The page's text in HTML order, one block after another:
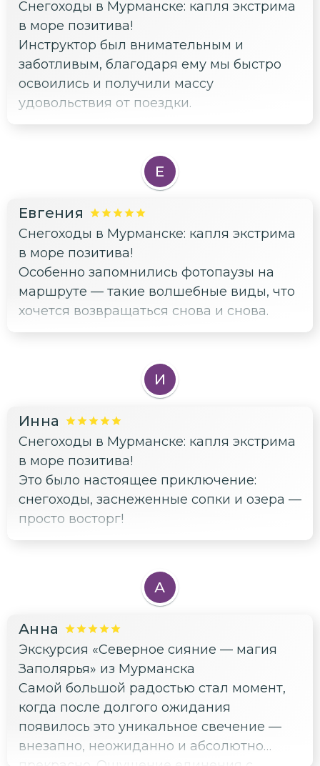
обзора все продумано до мелочей. Будто
сама природа договорилась с
организаторами этой экскурсии и
предоставила нам возможность
полюбоваться вашим «краем земли» с
самой высокой точки! Териберка! Здесь
эйфории)))). Как будто тебе вкололи
лошадиную дозу гормона счастья!)
Ароматы моря и дыхание ледовитого
океана на доли секунды отрезвляли —
тогда мы начинали двигаться по
маршруту дальше, чтобы послушать
Алексея и сделать фотографии и видео.
"Это нужно увидеть своими глазами!
Снова кричим друзьям. Очень
Благодарны всем организаторам!🤝
теперь пытаемся себя вернуть в норму,
но от просмотра сделанных фотографий
- вновь накрывает!))))) Спасибо за эти
чувства!)
Снегоходы в Мурманске: капля экстрима
в море позитива!
Инструктор был внимательным и
заботливым, благодаря ему мы быстро
освоились и получили массу
удовольствия от поездки.
Е
Евгения
Снегоходы в Мурманске: капля экстрима
в море позитива!
Особенно запомнились фотопаузы на
маршруте — такие волшебные виды, что
хочется возвращаться снова и снова.
И
Инна
Снегоходы в Мурманске: капля экстрима
в море позитива!
Это было настоящее приключение:
снегоходы, заснеженные сопки и озера —
просто восторг!
А
Анна
Экскурсия «Северное сияние — магия
Заполярья» из Мурманска
Самой большой радостью стал момент,
когда после долгого ожидания
появилось это уникальное свечение —
внезапно, неожиданно и абсолютно